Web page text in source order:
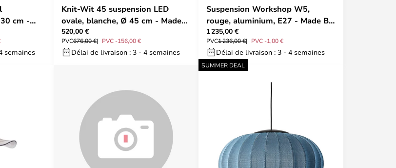
cm -
semaines
Knit-Wit 45 suspension LED
ovale, blanche, Ø 45 cm - Made
By Hand
520,00 €
PVC676,00 € PVC -156,00 €
Délai de livraison : 3 - 4 semaines
Suspension Workshop W5,
rouge, aluminium, E27 - Made By
Hand
1 235,00 €
PVC1 236,00 € PVC -1,00 €
Délai de livraison : 3 - 4 semaines
SUMMER DEAL